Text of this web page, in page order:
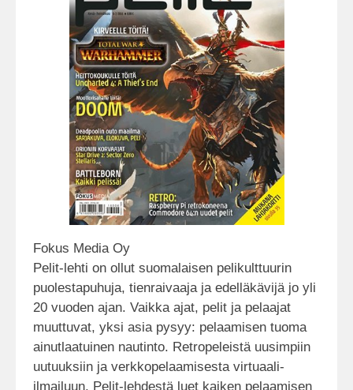
Fokus Media Oy
Pelit-lehti on ollut suomalaisen pelikulttuurin
puolestapuhuja, tienraivaaja ja edelläkävijä jo yli
20 vuoden ajan. Vaikka ajat, pelit ja pelaajat
muuttuvat, yksi asia pysyy: pelaamisen tuoma
ainutlaatuinen nautinto. Retropeleistä uusimpiin
uutuuksiin ja verkkopelaamisesta virtuaali-
ilmailuun, Pelit-lehdestä luet kaiken pelaamisen